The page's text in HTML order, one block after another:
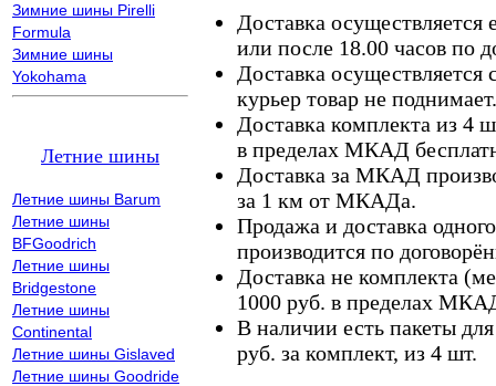
Зимние шины Pirelli
Formula
Зимние шины
Yokohama
Летние шины
Летние шины Barum
Летние шины
BFGoodrich
Летние шины
Bridgestone
Летние шины
Continental
Летние шины Gislaved
Летние шины Goodride
Доставка осуществляется
или после 18.00 часов по
Доставка осуществляется
курьер товар не поднимает.
Доставка комплекта из 4
в пределах МКАД
Доставка за МКАД
за 1 км от МКАДа.
Продажа и доставка
производится по
Доставка не комплекта
1000 руб. в пределах
В наличии есть пакеты
руб. за комплект, из 4 шт.